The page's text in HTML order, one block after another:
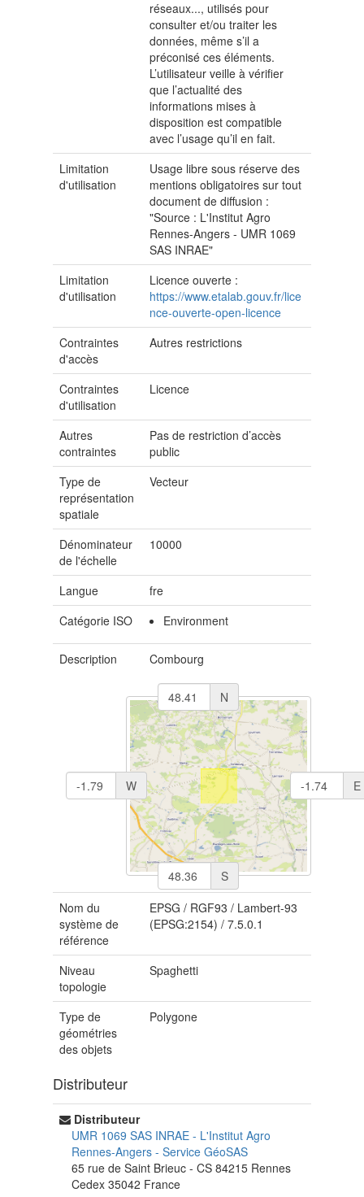
réseaux..., utilisés pour
consulter et/ou traiter les
données, même s’il a
préconisé ces éléments.
L’utilisateur veille à vérifier
que l’actualité des
informations mises à
disposition est compatible
avec l’usage qu’il en fait.
Limitation
d'utilisation
Usage libre sous réserve des
mentions obligatoires sur tout
document de diffusion :
"Source : L'Institut Agro
Rennes-Angers - UMR 1069
SAS INRAE"
Limitation
d'utilisation
Licence ouverte :
https://www.etalab.gouv.fr/lice
nce-ouverte-open-licence
Contraintes
d'accès
Autres restrictions
Contraintes
d'utilisation
Licence
Autres
contraintes
Pas de restriction d’accès
public
Type de
représentation
spatiale
Vecteur
Dénominateur
de l'échelle
10000
Langue
fre
Catégorie ISO
Environment
Description Combourg
N
S
E
W
Nom du
système de
référence
EPSG/ RGF93 / Lambert-93
(EPSG:2154)/7.5.0.1
Niveau
topologie
Spaghetti
Type de
géométries
des objets
Polygone
Distributeur
Distributeur
UMR 1069 SAS INRAE - L'Institut Agro
Rennes-Angers - Service GéoSAS
65 rue de Saint Brieuc - CS 84215 Rennes
Cedex 35042 France